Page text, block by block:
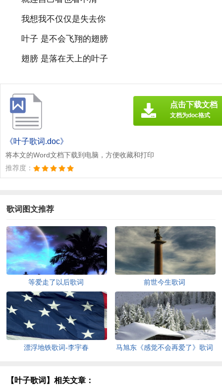
我想我不仅仅是失去你
叶子 是不会飞翔的翅膀
翅膀 是落在天上的叶子
《叶子歌词.doc》
将本文的Word文档下载到电脑，方便收藏和打印
推荐度：
点击下载文档
文档为doc格式
歌词图文推荐
等爱走了以后歌词 前世今生歌词
漂浮地铁歌词-李宇春 马旭东《感觉不会再爱了》歌词
【叶子歌词】相关文章：